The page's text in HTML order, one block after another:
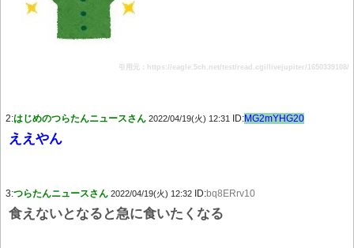
引用元：https://eagle.5ch.net/test/read.cgi/livejupiter/1650339108/
2:はじめのつらたんニュースさん 2022/04/19(火) 12:31 ID:MG2mYHG20
ええやん
3:つらたんニュースさん 2022/04/19(火) 12:32 ID:bq8ERrv10
食えないとなると急に食いたくなる